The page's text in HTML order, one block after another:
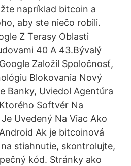
napríklad bitcoin a
aby ste niečo robili.
Z Terasy Oblasti
40 A 43.Bývalý
Založil Spoločnosť,
Blokovania Nový
Banky, Uviedol Agentúra
Softvér Na
Uvedený Na Viac Ako
Ak je bitcoinová
stiahnutie, skontrolujte,
kód. Stránky ako